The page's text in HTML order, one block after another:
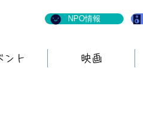
NPO情報
ント 映画